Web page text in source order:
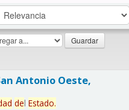
Antonio Oeste,
del Estado.